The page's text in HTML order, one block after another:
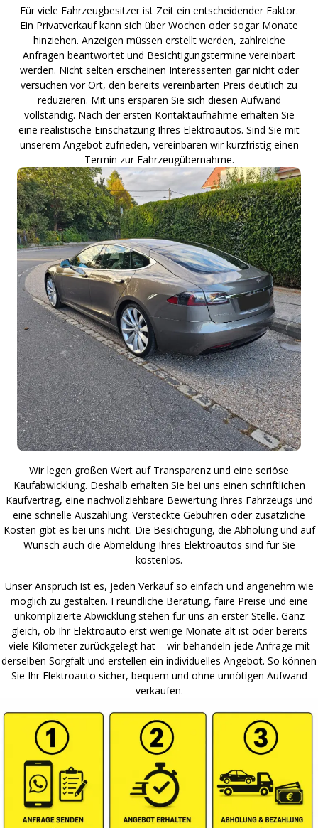
Für viele Fahrzeugbesitzer ist Zeit ein entscheidender Faktor.
Ein Privatverkauf kann sich über Wochen oder sogar Monate
hinziehen. Anzeigen müssen erstellt werden, zahlreiche
Anfragen beantwortet und Besichtigungstermine vereinbart
werden. Nicht selten erscheinen Interessenten gar nicht oder
versuchen vor Ort, den bereits vereinbarten Preis deutlich zu
reduzieren. Mit uns ersparen Sie sich diesen Aufwand
vollständig. Nach der ersten Kontaktaufnahme erhalten Sie
eine realistische Einschätzung Ihres Elektroautos. Sind Sie mit
unserem Angebot zufrieden, vereinbaren wir kurzfristig einen
Termin zur Fahrzeugübernahme.
Wir legen großen Wert auf Transparenz und eine seriöse
Kaufabwicklung. Deshalb erhalten Sie bei uns einen schriftlichen
Kaufvertrag, eine nachvollziehbare Bewertung Ihres Fahrzeugs und
eine schnelle Auszahlung. Versteckte Gebühren oder zusätzliche
Kosten gibt es bei uns nicht. Die Besichtigung, die Abholung und auf
Wunsch auch die Abmeldung Ihres Elektroautos sind für Sie
kostenlos.
Unser Anspruch ist es, jeden Verkauf so einfach und angenehm wie
möglich zu gestalten. Freundliche Beratung, faire Preise und eine
unkomplizierte Abwicklung stehen für uns an erster Stelle. Ganz
gleich, ob Ihr Elektroauto erst wenige Monate alt ist oder bereits
viele Kilometer zurückgelegt hat – wir behandeln jede Anfrage mit
derselben Sorgfalt und erstellen ein individuelles Angebot. So können
Sie Ihr Elektroauto sicher, bequem und ohne unnötigen Aufwand
verkaufen.